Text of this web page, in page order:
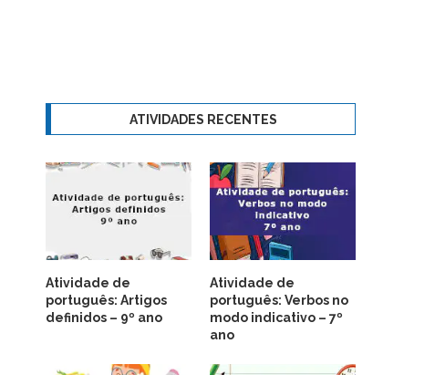
ATIVIDADES RECENTES
Atividade de
português: Artigos
definidos – 9º ano
Atividade de
português: Verbos no
modo indicativo – 7º
ano